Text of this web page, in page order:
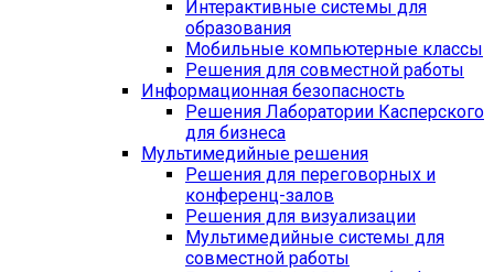
Интерактивные системы для
образования
Мобильные компьютерные классы
Решения для совместной работы
Информационная безопасность
Решения Лаборатории Касперского
для бизнеса
Мультимедийные решения
Решения для переговорных и
конференц-залов
Решения для визуализации
Мультимедийные системы для
совместной работы